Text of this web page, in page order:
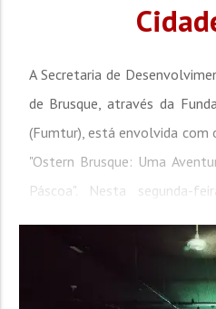
A Secretaria de
de Brusque, através da
(Fumtur), está envolvida
"Ostern Brusque: Uma
Páscoa". Nesta segunda-
Walendowsky, e a diretora-